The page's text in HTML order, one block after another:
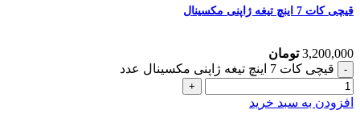
قیچی کات 7 اینچ تیغه ژاپنی مکسینال
3,200,000 تومان
قیچی کات 7 اینچ تیغه ژاپنی مکسینال عدد
افزودن به سبد خرید